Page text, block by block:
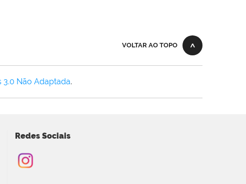
VOLTAR AO TOPO
Não Adaptada.
Redes Sociais